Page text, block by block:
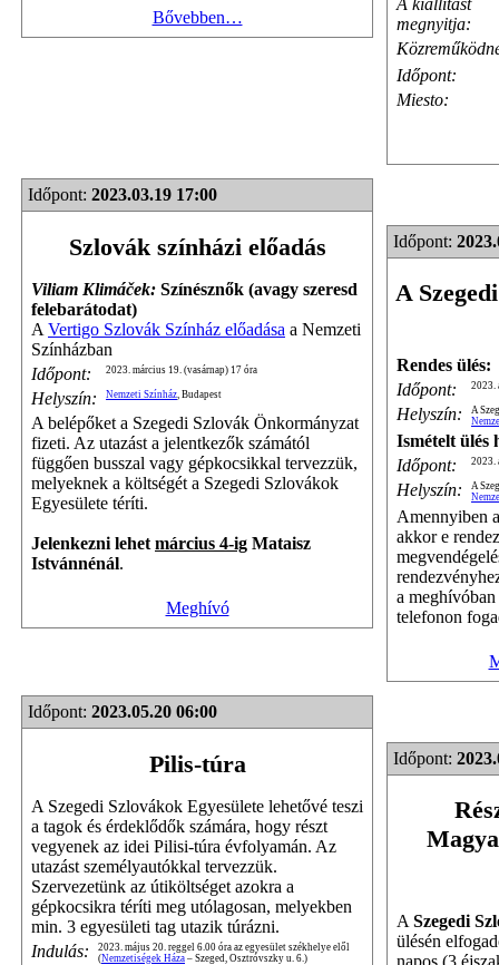
Bővebben…
megnyitja:
Időpont:
Miesto:
Időpont: 2023.03.19 17:00
Szlovák színházi előadás
Viliam Klimáček: Színésznők (avagy szeresd
felebarátodat)
A Vertigo Szlovák Színház előadása a Nemzeti
Színházban
Időpont:
2023. március 19. (vasárnap) 17 óra
Helyszín: Nemzeti Színház, Budapest
A belépőket a Szegedi Szlovák Önkormányzat
fizeti. Az utazást a jelentkezők számától
függően busszal vagy gépkocsikkal tervezzük,
melyeknek a költségét a Szegedi Szlovákok
Egyesülete téríti.
Jelenkezni lehet március 4-ig Mataisz
Istvánnénál.
Meghívó
Időpont:
A
Rendes ülés:
Időpont:
2023.
Helyszín:
A
Ismételt ülés
Időpont:
2023.
Helyszín:
A
Amennyiben
akkor e
a
telefonon
Időpont: 2023.05.20 06:00
Pilis-túra
A Szegedi Szlovákok Egyesülete lehetővé teszi
a tagok és érdeklődők számára, hogy részt
vegyenek az idei Pilisi-túra évfolyamán. Az
utazást személyautókkal tervezzük.
Szervezetünk az útiköltséget azokra a
gépkocsikra téríti meg utólagosan, melyekben
min. 3 egyesületi tag utazik túrázni.
Indulás:
2023. május 20. reggel 6.00 óra az egyesület székhelye elől
(Nemzetiségek Háza – Szeged, Osztróvszky u. 6.)
Időpont:
A Szegedi
ülésén
napos (3